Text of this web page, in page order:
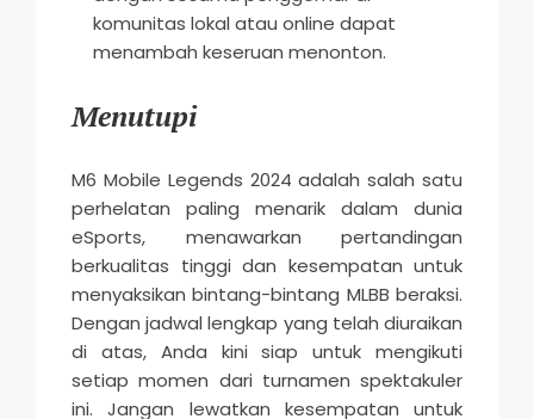
komunitas lokal atau online dapat
menambah keseruan menonton.
Menutupi
M6 Mobile Legends 2024 adalah salah satu
perhelatan paling menarik dalam dunia
eSports, menawarkan pertandingan
berkualitas tinggi dan kesempatan untuk
menyaksikan bintang-bintang MLBB beraksi.
Dengan jadwal lengkap yang telah diuraikan
di atas, Anda kini siap untuk mengikuti
setiap momen dari turnamen spektakuler
ini. Jangan lewatkan kesempatan untuk